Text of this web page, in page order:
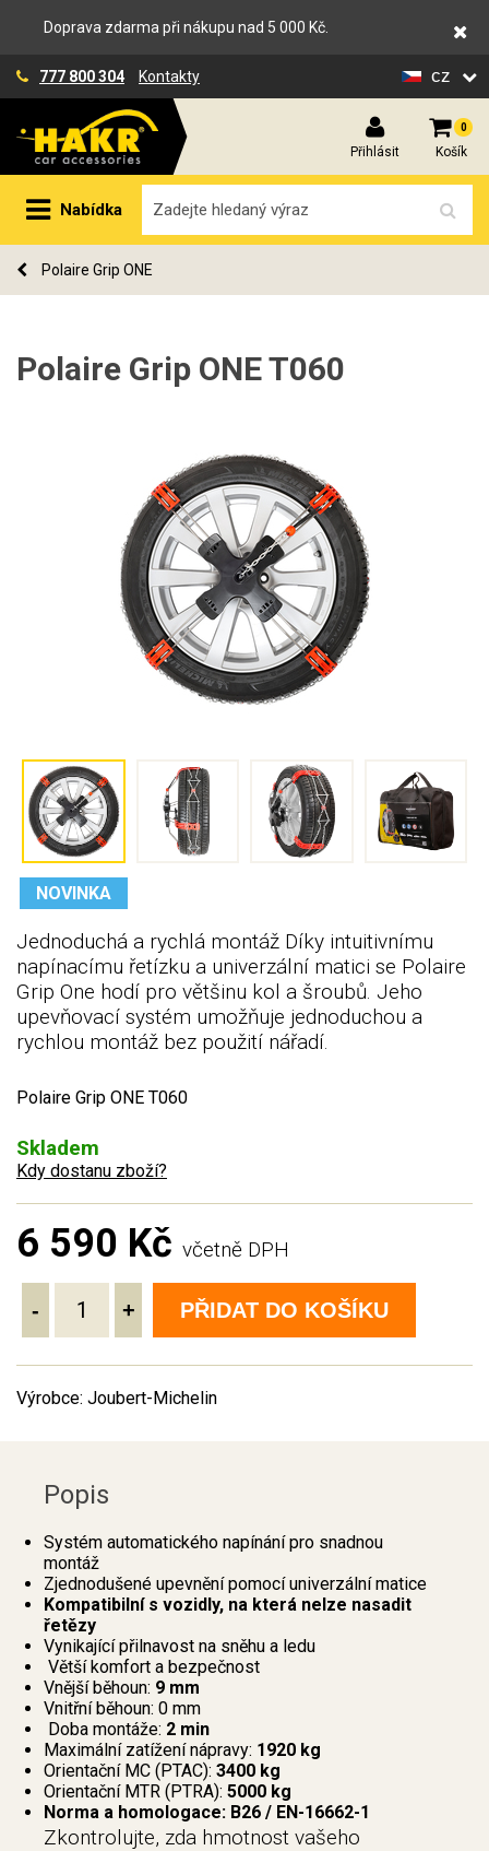
Doprava zdarma při nákupu nad 5 000 Kč.
777 800 304 Kontakty cz
Přihlásit
0
Košík
Nabídka
Polaire Grip ONE
Polaire Grip ONE T060
NOVINKA
Jednoduchá a rychlá montáž Díky intuitivnímu
napínacímu řetízku a univerzální matici se Polaire
Grip One hodí pro většinu kol a šroubů. Jeho
upevňovací systém umožňuje jednoduchou a
rychlou montáž bez použití nářadí.
Polaire Grip ONE T060
Skladem
Kdy dostanu zboží?
6 590 Kč včetně DPH
- + PŘIDAT DO KOŠÍKU
Výrobce: Joubert-Michelin
Popis
Systém automatického napínání pro snadnou
montáž
Zjednodušené upevnění pomocí univerzální matice
Kompatibilní s vozidly, na která nelze nasadit
řetězy
Vynikající přilnavost na sněhu a ledu
Větší komfort a bezpečnost
Vnější běhoun: 9 mm
Vnitřní běhoun: 0 mm
Doba montáže: 2 min
Maximální zatížení nápravy: 1920 kg
Orientační MC (PTAC): 3400 kg
Orientační MTR (PTRA): 5000 kg
Norma a homologace: B26 / EN-16662-1
Zkontrolujte, zda hmotnost vašeho